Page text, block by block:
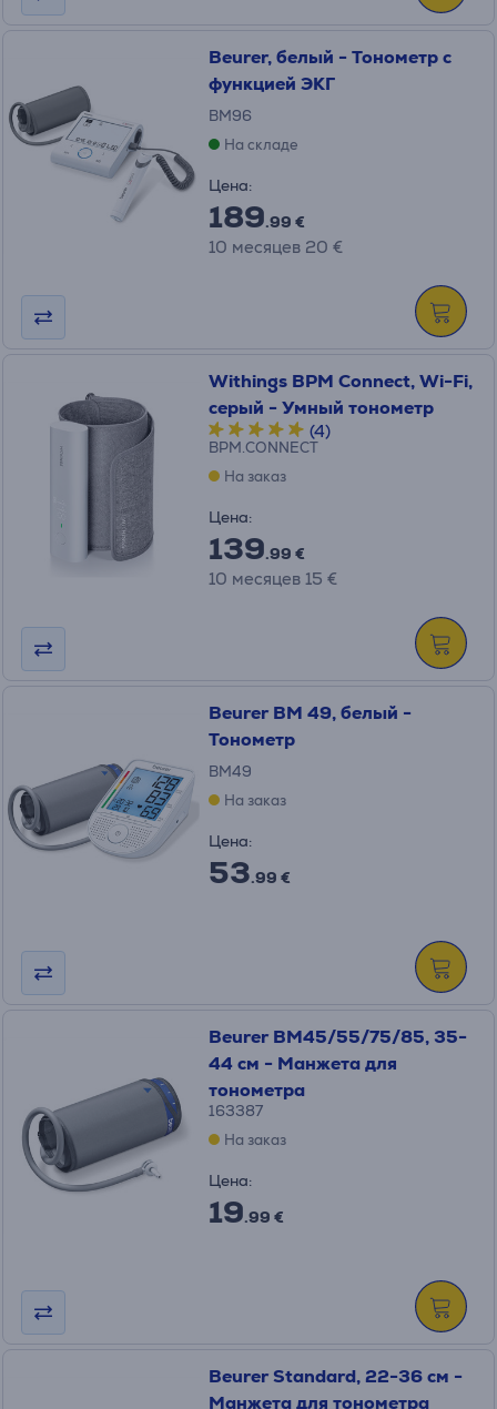
Beurer, белый - Тонометр с
функцией ЭКГ
BM96
На складе
Цена:
189.99 €
10 месяцев 20 €
Withings BPM Connect, Wi-Fi,
серый - Умный тонометр
(4)
BPM.CONNECT
На заказ
Цена:
139.99 €
10 месяцев 15 €
Beurer BM 49, белый -
Тонометр
BM49
На заказ
Цена:
53.99 €
Beurer BM45/55/75/85, 35-
44 см - Манжета для
тонометра
163387
На заказ
Цена:
19.99 €
Beurer Standard, 22-36 см -
Манжета для тонометра